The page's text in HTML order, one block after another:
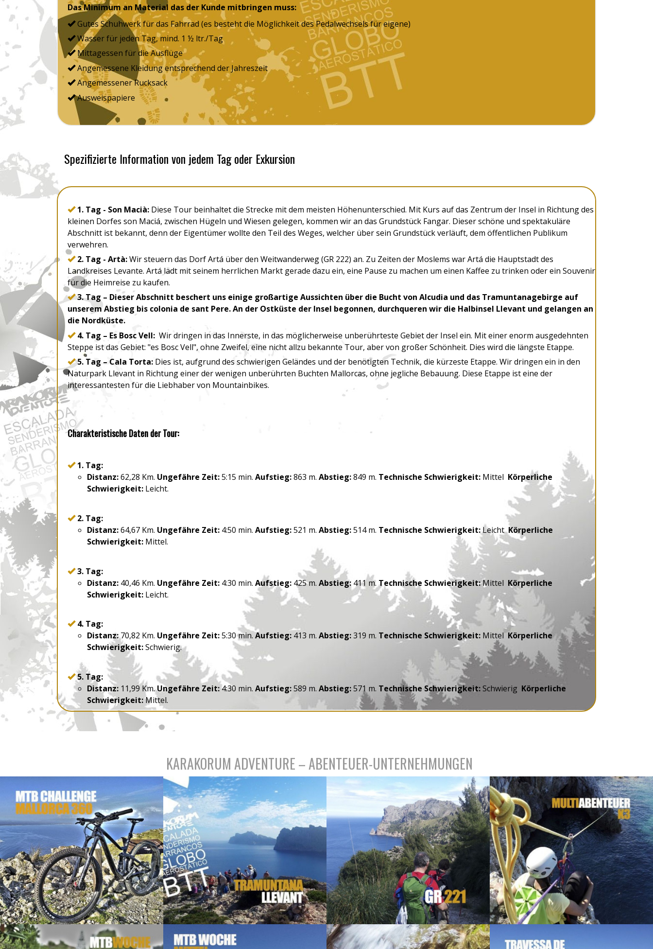
Das Minimum an Material das der Kunde mitbringen muss:
Gutes Schuhwerk für das Fahrrad (es besteht die Möglichkeit des Pedalwechsels für eigene)
Wasser für jeden Tag, mind. 1 ½ ltr./Tag
Mittagessen für die Ausflüge
Angemessene Kleidung entsprechend der Jahreszeit
Angemessener Rucksack
Ausweispapiere
Spezifizierte Information von jedem Tag oder Exkursion
1. Tag - Son Macià: Diese Tour beinhaltet die Strecke mit dem meisten Höhenunterschied. Mit Kurs auf das Zentrum der Insel in Richtung des
kleinen Dorfes son Maciá, zwischen Hügeln und Wiesen gelegen, kommen wir an das Grundstück Fangar. Dieser schöne und spektakuläre
Abschnitt ist bekannt, denn der Eigentümer wollte den Teil des Weges, welcher über sein Grundstück verläuft, dem öffentlichen Publikum
verwehren.
2. Tag - Artà:Wir steuern das Dorf Artá über den Weitwanderweg (GR 222) an. Zu Zeiten der Moslems war Artá die Hauptstadt des
Landkreises Levante. Artá lädt mit seinem herrlichen Markt gerade dazu ein, eine Pause zu machen um einen Kaffee zu trinken oder ein Souvenir
für die Heimreise zu kaufen.
3. Tag – Dieser Abschnitt beschert uns einige großartige Aussichten über die Bucht von Alcudia und das Tramuntanagebirge auf
unserem Abstieg bis colonia de sant Pere. An der Ostküste der Insel begonnen, durchqueren wir die Halbinsel Llevant und gelangen an
die Nordküste.
4. Tag – Es Bosc Vell: Wir dringen in das Innerste, in das möglicherweise unberührteste Gebiet der Insel ein. Mit einer enorm ausgedehnten
Steppe ist das Gebiet: "es Bosc Vell", ohne Zweifel, eine nicht allzu bekannte Tour, aber von großer Schönheit. Dies wird die längste Etappe.
5. Tag – Cala Torta: Dies ist, aufgrund des schwierigen Geländes und der benötigten Technik, die kürzeste Etappe. Wir dringen ein in den
Naturpark Llevant in Richtung einer der wenigen unberührten Buchten Mallorcas, ohne jegliche Bebauung. Diese Etappe ist eine der
interessantesten für die Liebhaber von Mountainbikes.
Charakteristische Daten der Tour:
1. Tag:
Distanz:62,28 Km. Ungefähre Zeit:5:15 min. Aufstieg:863 m. Abstieg:849 m. Technische Schwierigkeit: Mittel Körperliche
Schwierigkeit: Leicht.
2. Tag:
Distanz:64,67 Km. Ungefähre Zeit: 4:50 min. Aufstieg:521 m. Abstieg:514 m. Technische Schwierigkeit:LeichtKörperliche
Schwierigkeit: Mittel.
3. Tag:
Distanz: 40,46 Km. Ungefähre Zeit: 4:30 min. Aufstieg: 425 m. Abstieg: 411 m. Technische Schwierigkeit:Mittel Körperliche
Schwierigkeit: Leicht.
4. Tag:
Distanz:70,82 Km. Ungefähre Zeit:5:30 min.Aufstieg: 413 m. Abstieg:319 m. Technische Schwierigkeit: MittelKörperliche
Schwierigkeit:Schwierig.
5. Tag:
Distanz: 11,99 Km.Ungefähre Zeit:4:30 min. Aufstieg:589 m. Abstieg:571 m. Technische Schwierigkeit:Schwierig Körperliche
Schwierigkeit:Mittel.
KARAKORUM ADVENTURE – ABENTEUER-UNTERNEHMUNGEN